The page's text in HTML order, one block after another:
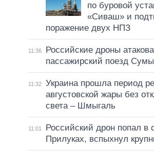
по буровой
«Сиваш» и
поражение двух НПЗ
11:36
Российские дроны
пассажирский поезд
11:32
Украина прошла период
августовской жары без
света – Шмыгаль
11:01
Российский дрон попал в
Прилуках, вспыхнул